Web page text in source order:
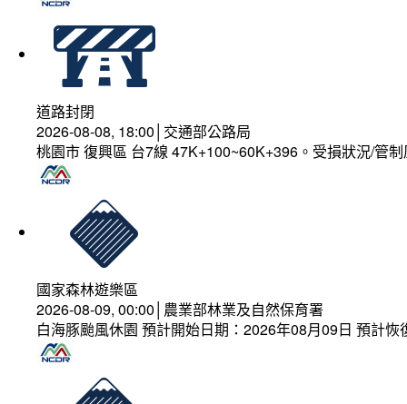
道路封閉
2026-08-08, 18:00│交通部公路局
桃園市 復興區 台7線 47K+100~60K+396。受損狀況/管
國家森林遊樂區
2026-08-09, 00:00│農業部林業及自然保育署
白海豚颱風休園 預計開始日期：2026年08月09日 預計